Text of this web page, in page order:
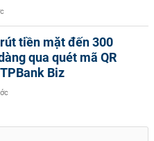
tiền mặt đến 300
qua quét mã QR
Biz